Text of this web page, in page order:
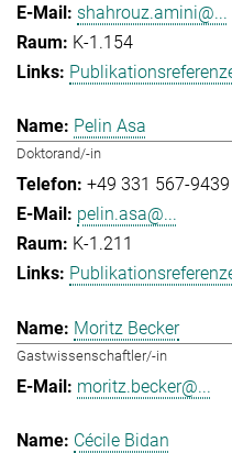
shahrouz.amini@...
K-1.154
Pelin Asa
Doktorand/-in
+49 331 567-9439
pelin.asa@...
K-1.211
Moritz Becker
Gastwissenschaftler/-in
moritz.becker@...
Cécile Bidan